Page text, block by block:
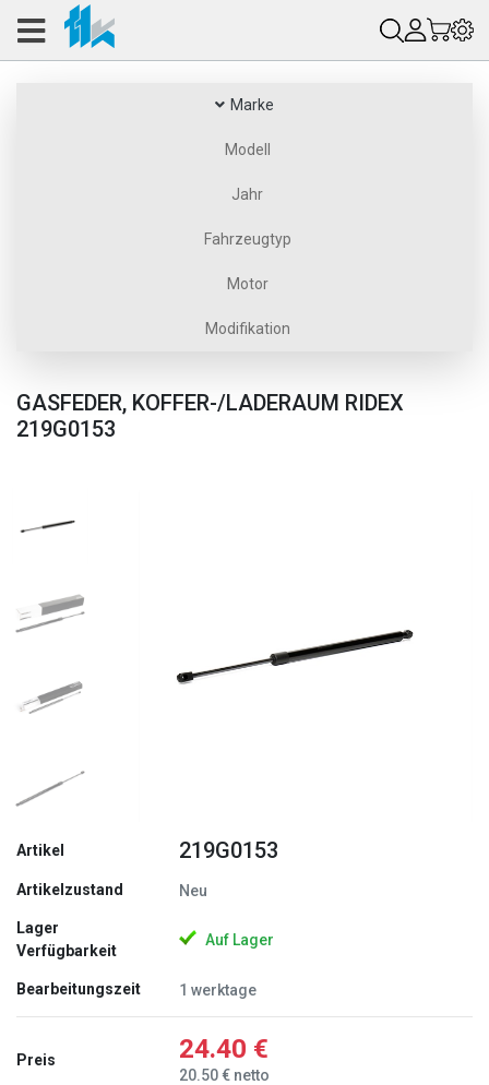
Marke
Modell
Jahr
Fahrzeugtyp
Motor
Modifikation
GASFEDER, KOFFER-/LADERAUM RIDEX
219G0153
Artikel 219G0153
Artikelzustand Neu
Lager
Verfügbarkeit
Auf Lager
Bearbeitungszeit 1 werktage
Preis 24.40 €
20.50 € netto